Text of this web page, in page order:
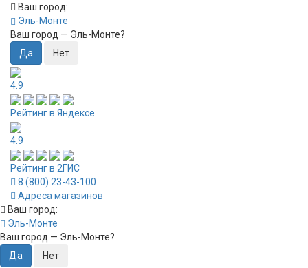
Ваш город:
Эль-Монте
Ваш город — Эль-Монте?
4.9
Рейтинг в Яндексе
4.9
Рейтинг в 2ГИС
8 (800) 23-43-100
Адреса магазинов
Ваш город:
Эль-Монте
Ваш город — Эль-Монте?